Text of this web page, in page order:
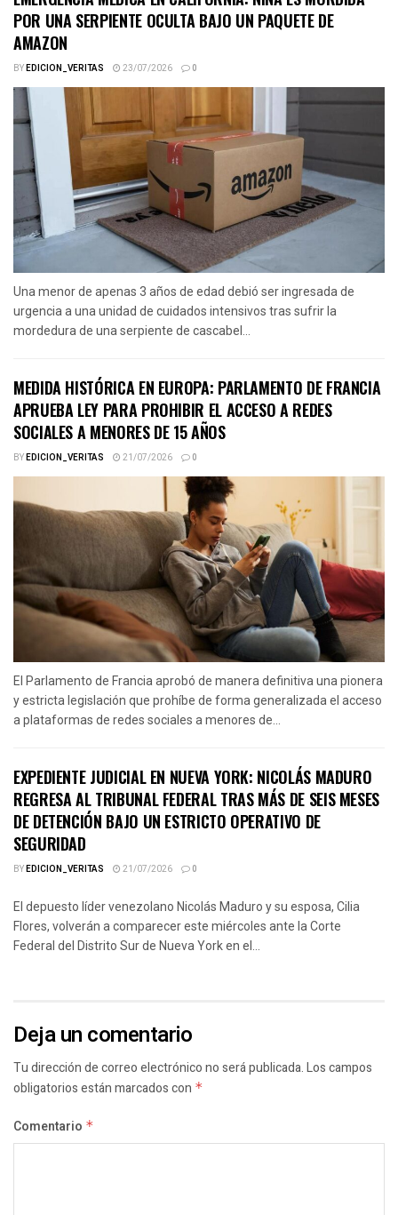
POR UNA SERPIENTE OCULTA BAJO UN PAQUETE DE
AMAZON
BYEDICION_VERITAS 23/07/2026 0
Una menor de apenas 3 años de edad debió ser ingresada de
urgencia a una unidad de cuidados intensivos tras sufrir la
mordedura de una serpiente de cascabel...
MEDIDA HISTÓRICA EN EUROPA: PARLAMENTO DE FRANCIA
APRUEBA LEY PARA PROHIBIR EL ACCESO A REDES
SOCIALES A MENORES DE 15 AÑOS
BYEDICION_VERITAS 21/07/2026 0
El Parlamento de Francia aprobó de manera definitiva una pionera
y estricta legislación que prohíbe de forma generalizada el acceso
a plataformas de redes sociales a menores de...
EXPEDIENTE JUDICIAL EN NUEVA YORK: NICOLÁS MADURO
REGRESA AL TRIBUNAL FEDERAL TRAS MÁS DE SEIS MESES
DE DETENCIÓN BAJO UN ESTRICTO OPERATIVO DE
SEGURIDAD
BYEDICION_VERITAS 21/07/2026 0
El depuesto líder venezolano Nicolás Maduro y su esposa, Cilia
Flores, volverán a comparecer este miércoles ante la Corte
Federal del Distrito Sur de Nueva York en el...
Deja un comentario
Tu dirección de correo electrónico no será publicada.Los campos
obligatorios están marcados con *
Comentario *